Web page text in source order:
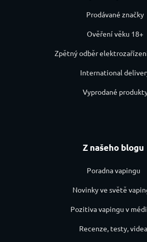
Prodávané značky
Ověření věku 18+
Zpětný odběr
International
Vyprodané
Z našeho blogu
Poradna vapingu
Novinky ve světě
Pozitiva vapingu v
Recenze, testy, videa